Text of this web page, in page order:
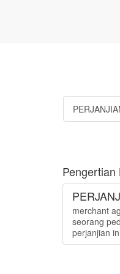
merchant
seorang
perjanjian